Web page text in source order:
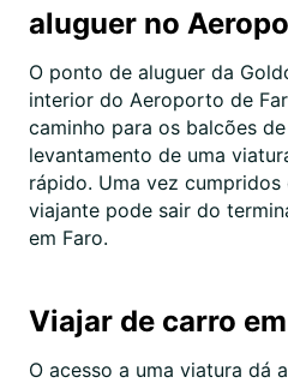
aluguer no
O ponto de aluguer da
interior do Aeroporto de
caminho para os balcões
levantamento de uma
rápido. Uma vez
viajante pode sair do
em Faro.
Viajar de carro
O acesso a uma viatura dá